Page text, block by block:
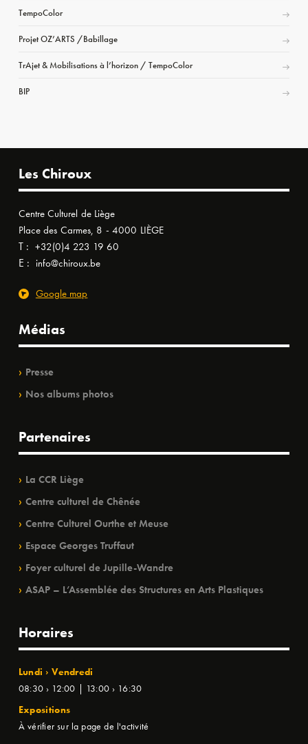
TempoColor
Projet OZ’ARTS /Babillage
TrAjet & Mobilisations à l’horizon / TempoColor
BIP
Les Chiroux
Centre Culturel de Liège
Place des Carmes, 8 - 4000 LIÈGE
T : +32(0)4 223 19 60
E : info@chiroux.be
Google map
Médias
Presse
Nos albums photos
Partenaires
La CCR Liège
Centre culturel de Chênée
Centre Culturel Ourthe et Meuse
Espace Georges Truffaut
Foyer culturel de Jupille-Wandre
ASAP – L’Assemblée des Structures en Arts Plastiques
Horaires
Lundi › Vendredi
08:30 › 12:00 | 13:00 › 16:30
Expositions
À vérifier sur la page de l'activité